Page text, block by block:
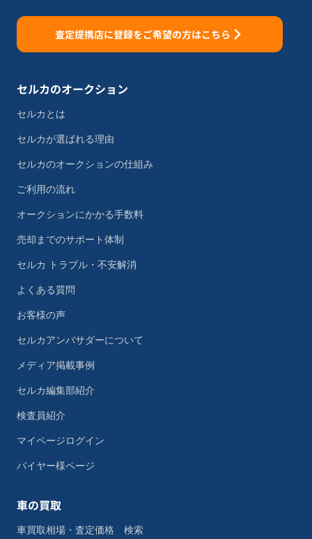
査定提携店に登録をご希望の方はこちら
セルカのオークション
セルカとは
セルカが選ばれる理由
セルカのオークションの仕組み
ご利用の流れ
オークションにかかる手数料
売却までのサポート体制
セルカ トラブル・不安解消
よくある質問
お客様の声
セルカアンバサダーについて
メディア掲載事例
セルカ編集部紹介
検査員紹介
マイページログイン
バイヤー様ページ
車の買取
車買取相場・査定価格 検索